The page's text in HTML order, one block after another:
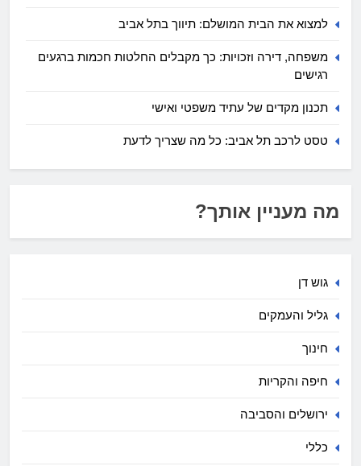
למצוא את הבית המושלם: תיווך בתל אביב
משפחה, דירה וזכויות: כך מקבלים החלטות חכמות ברגעים
רגישים
תכנון מקדים של עתיד משפטי ואישי
טסט לרכב תל אביב: כל מה שצריך לדעת
מה מעניין אותך?
גוש דן
גליל והעמקים
חינוך
חיפה והקריות
ירושלים והסביבה
כללי